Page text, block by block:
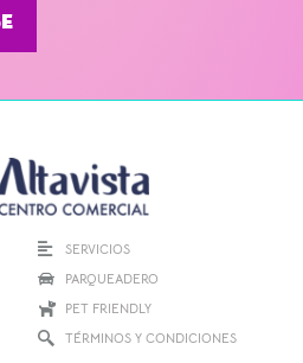
SERVICIOS
PARQUEADERO
PET FRIENDLY
TÉRMINOS Y CONDICIONES